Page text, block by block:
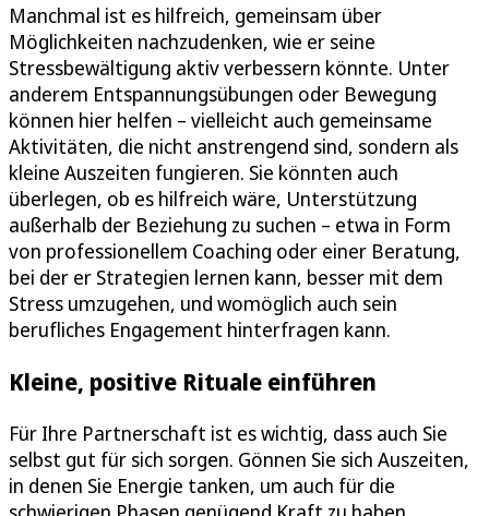
Manchmal ist es hilfreich, gemeinsam über
Möglichkeiten nachzudenken, wie er seine
Stressbewältigung aktiv verbessern könnte. Unter
anderem Entspannungsübungen oder Bewegung
können hier helfen – vielleicht auch gemeinsame
Aktivitäten, die nicht anstrengend sind, sondern als
kleine Auszeiten fungieren. Sie könnten auch
überlegen, ob es hilfreich wäre, Unterstützung
außerhalb der Beziehung zu suchen – etwa in Form
von professionellem Coaching oder einer Beratung,
bei der er Strategien lernen kann, besser mit dem
Stress umzugehen, und womöglich auch sein
berufliches Engagement hinterfragen kann.
Kleine, positive Rituale einführen
Für Ihre Partnerschaft ist es wichtig, dass auch Sie
selbst gut für sich sorgen. Gönnen Sie sich Auszeiten,
in denen Sie Energie tanken, um auch für die